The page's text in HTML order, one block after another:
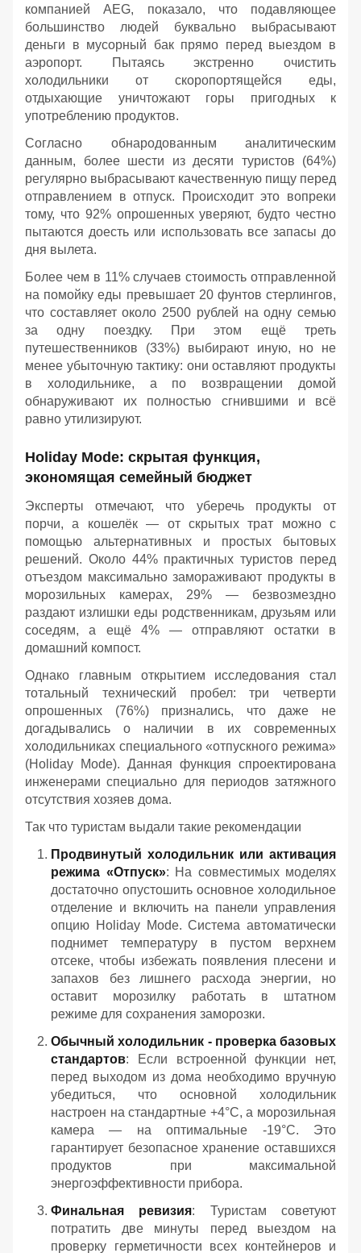
компанией AEG, показало, что подавляющее
большинство людей буквально выбрасывают
деньги в мусорный бак прямо перед выездом в
аэропорт. Пытаясь экстренно очистить
холодильники от скоропортящейся еды,
отдыхающие уничтожают горы пригодных к
употреблению продуктов.
Согласно обнародованным аналитическим
данным, более шести из десяти туристов (64%)
регулярно выбрасывают качественную пищу перед
отправлением в отпуск. Происходит это вопреки
тому, что 92% опрошенных уверяют, будто честно
пытаются доесть или использовать все запасы до
дня вылета.
Более чем в 11% случаев стоимость отправленной
на помойку еды превышает 20 фунтов стерлингов,
что составляет около 2500 рублей на одну семью
за одну поездку. При этом ещё треть
путешественников (33%) выбирают иную, но не
менее убыточную тактику: они оставляют продукты
в холодильнике, а по возвращении домой
обнаруживают их полностью сгнившими и всё
равно утилизируют.
Holiday Mode: скрытая функция,
экономящая семейный бюджет
Эксперты отмечают, что уберечь продукты от
порчи, а кошелёк — от скрытых трат можно с
помощью альтернативных и простых бытовых
решений. Около 44% практичных туристов перед
отъездом максимально замораживают продукты в
морозильных камерах, 29% — безвозмездно
раздают излишки еды родственникам, друзьям или
соседям, а ещё 4% — отправляют остатки в
домашний компост.
Однако главным открытием исследования стал
тотальный технический пробел: три четверти
опрошенных (76%) признались, что даже не
догадывались о наличии в их современных
холодильниках специального «отпускного режима»
(Holiday Mode). Данная функция спроектирована
инженерами специально для периодов затяжного
отсутствия хозяев дома.
Так что туристам выдали такие рекомендации
Продвинутый холодильник или активация
режима «Отпуск»: На совместимых моделях
достаточно опустошить основное холодильное
отделение и включить на панели управления
опцию Holiday Mode. Система автоматически
поднимет температуру в пустом верхнем
отсеке, чтобы избежать появления плесени и
запахов без лишнего расхода энергии, но
оставит морозилку работать в штатном
режиме для сохранения заморозки.
Обычный холодильник - проверка базовых
стандартов: Если встроенной функции нет,
перед выходом из дома необходимо вручную
убедиться, что основной холодильник
настроен на стандартные +4°C, а морозильная
камера — на оптимальные -19°C. Это
гарантирует безопасное хранение оставшихся
продуктов при максимальной
энергоэффективности прибора.
Финальная ревизия: Туристам советуют
потратить две минуты перед выездом на
проверку герметичности всех контейнеров и